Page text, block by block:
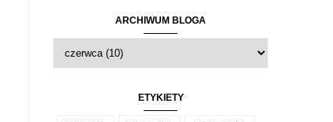
ARCHIWUM BLOGA
ETYKIETY